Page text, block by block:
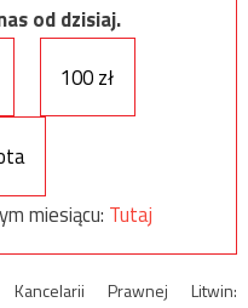
od dzisiaj.
100 zł
miesiącu: Tutaj
Prawnej Litwin: